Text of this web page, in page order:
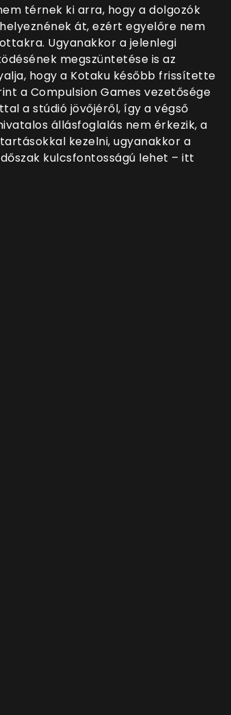
térnek ki arra, hogy a dolgozók
át, ezért egyelőre nem
Ugyanakkor a jelenlegi
megszüntetése is az
hogy a Kotaku később frissítette
a Compulsion Games vezetősége
a stúdió jövőjéről, így a végső
állásfoglalás nem érkezik, a
kezelni, ugyanakkor a
kulcsfontosságú lehet – itt